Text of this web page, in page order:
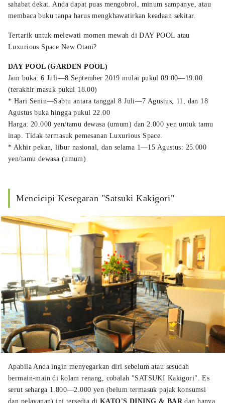
sahabat dekat. Anda dapat puas mengobrol, minum sampanye, atau
membaca buku tanpa harus mengkhawatirkan keadaan sekitar.
Tertarik untuk melewati momen mewah di DAY POOL atau
Luxurious Space New Otani?
DAY POOL (GARDEN POOL)
Jam buka: 6 Juli—8 September 2019 mulai pukul 09.00—19.00
(terakhir masuk pukul 18.00)
* Hari Senin—Sabtu antara tanggal 8 Juli—7 Agustus, 11, dan 18
Agustus buka hingga pukul 22.00
Harga: 20.000 yen/tamu dewasa (umum) dan 2.000 yen untuk tamu
inap. Tidak termasuk pemesanan Luxurious Space.
* Akhir pekan, libur nasional, dan selama 1—15 Agustus: 25.000
yen/tamu dewasa (umum)
Mencicipi Kesegaran "Satsuki Kakigori"
Apabila Anda ingin menyegarkan diri sebelum atau sesudah
bermain-main di kolam renang, cobalah "SATSUKI Kakigori". Es
serut seharga 1.800—2.000 yen (belum termasuk pajak konsumsi
dan pelayanan) ini tersedia diKATO'S DINING & BARdan hanya